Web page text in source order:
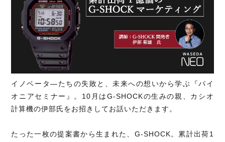
イノベータ―たちの失敗と、未来への想いから学ぶ『パイ
オニアセミナー』。10月はG-SHOCKの生みの親、カシオ
計算機の伊部氏をお招きしてお話いただきます。
たった一枚の提案書から生まれた、G-SHOCK。累計出荷1